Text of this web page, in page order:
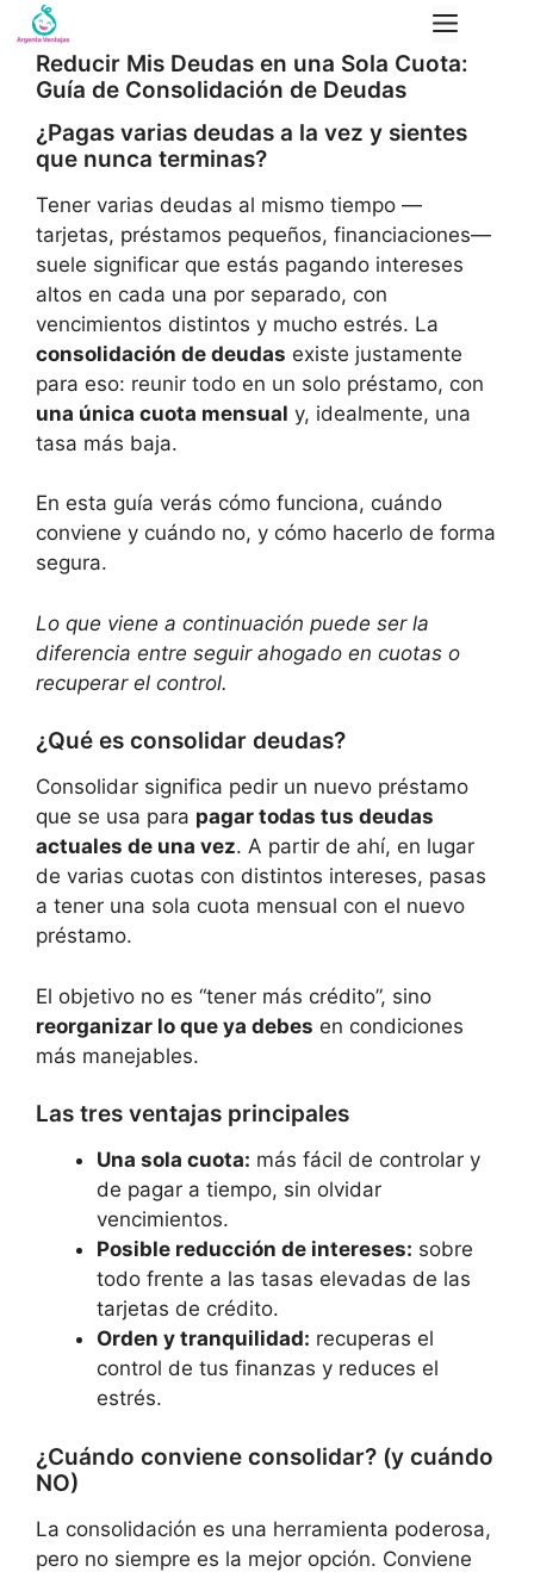
Saltar
contenido
Menú
Reducir Mis Deudas en una Sola Cuota:
Guía de Consolidación de Deudas
¿Pagas varias deudas a la vez y sientes
que nunca terminas?
Tener varias deudas al mismo tiempo —
tarjetas, préstamos pequeños, financiaciones—
suele significar que estás pagando intereses
altos en cada una por separado, con
vencimientos distintos y mucho estrés. La
consolidación de deudas existe justamente
para eso: reunir todo en un solo préstamo, con
una única cuota mensual y, idealmente, una
tasa más baja.
En esta guía verás cómo funciona, cuándo
conviene y cuándo no, y cómo hacerlo de forma
segura.
Lo que viene a continuación puede ser la
diferencia entre seguir ahogado en cuotas o
recuperar el control.
¿Qué es consolidar deudas?
Consolidar significa pedir un nuevo préstamo
que se usa para pagar todas tus deudas
actuales de una vez. A partir de ahí, en lugar
de varias cuotas con distintos intereses, pasas
a tener una sola cuota mensual con el nuevo
préstamo.
El objetivo no es “tener más crédito”, sino
reorganizar lo que ya debes en condiciones
más manejables.
Las tres ventajas principales
Una sola cuota: más fácil de controlar y
de pagar a tiempo, sin olvidar
vencimientos.
Posible reducción de intereses: sobre
todo frente a las tasas elevadas de las
tarjetas de crédito.
Orden y tranquilidad: recuperas el
control de tus finanzas y reduces el
estrés.
¿Cuándo conviene consolidar? (y cuándo
NO)
La consolidación es una herramienta poderosa,
pero no siempre es la mejor opción. Conviene